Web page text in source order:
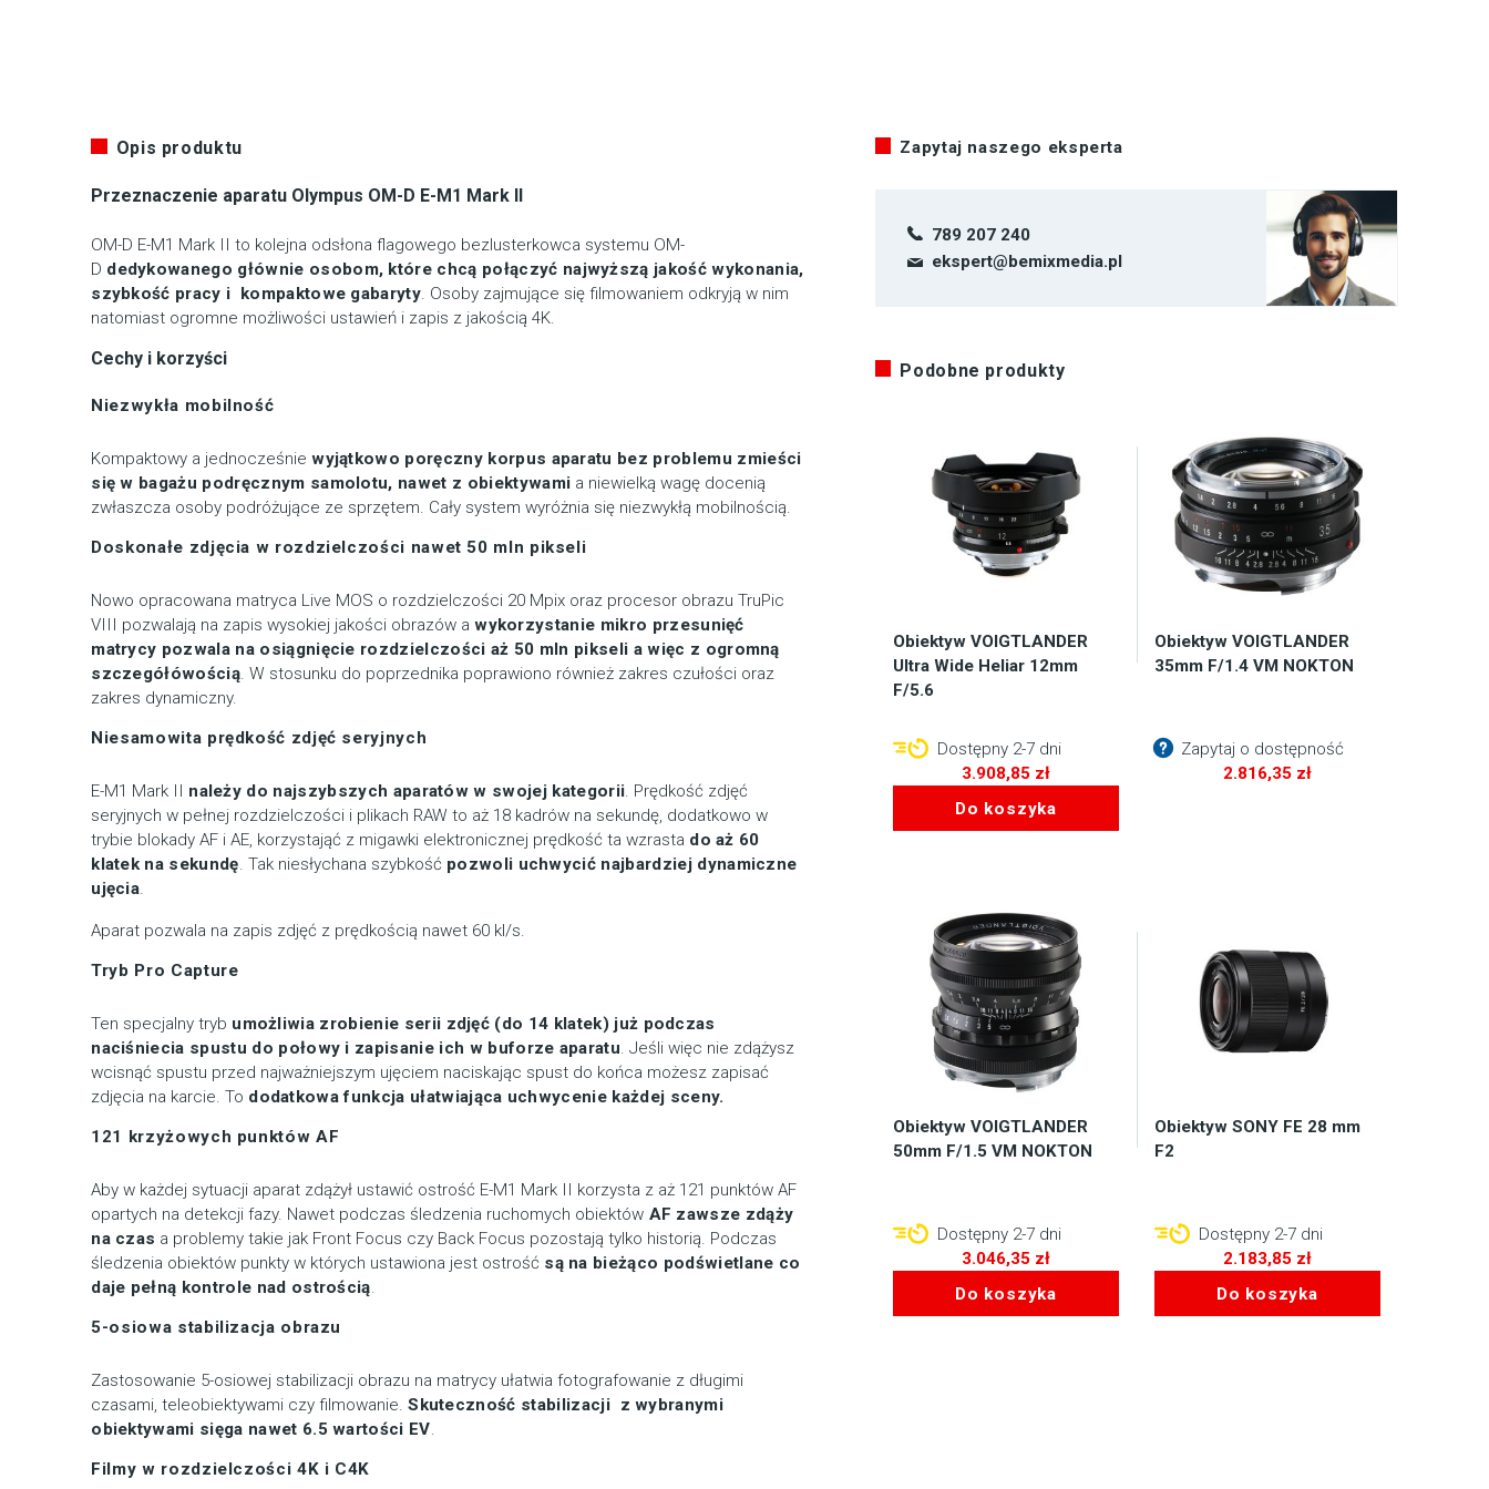
Opis produktu
Przeznaczenie aparatu Olympus OM-D E-M1 Mark II
OM-D E-M1 Mark II to kolejna odsłona flagowego bezlusterkowca systemu OM-
D dedykowanego głównie osobom, które chcą połączyć najwyższą jakość wykonania,
szybkość pracy i kompaktowe gabaryty. Osoby zajmujące się filmowaniem odkryją w nim
natomiast ogromne możliwości ustawień i zapis z jakością 4K.
Cechy i korzyści
Niezwykła mobilność
Kompaktowy a jednocześniewyjątkowo poręczny korpus aparatu bez problemu zmieści
się w bagażu podręcznym samolotu, nawet z obiektywami a niewielką wagę docenią
zwłaszcza osoby podróżujące ze sprzętem. Cały system wyróżnia się niezwykłą mobilnością.
Doskonałe zdjęcia w rozdzielczości nawet 50 mln pikseli
Nowo opracowana matryca Live MOS o rozdzielczości 20 Mpix oraz procesor obrazu TruPic
VIII pozwalają na zapis wysokiej jakości obrazów awykorzystanie mikro przesunięć
matrycy pozwala na osiągnięcie rozdzielczości aż 50 mln pikseli a więc z ogromną
szczegółówością. W stosunku do poprzednika poprawiono również zakres czułości oraz
zakres dynamiczny.
Niesamowita prędkość zdjęć seryjnych
E-M1 Mark II należy do najszybszych aparatów w swojej kategorii. Prędkość zdjęć
seryjnych w pełnej rozdzielczości i plikach RAW to aż 18 kadrów na sekundę, dodatkowo w
trybie blokady AF i AE, korzystająć z migawki elektronicznej prędkość ta wzrasta do aż 60
klatek na sekundę. Tak niesłychana szybkość pozwoli uchwycić najbardziej dynamiczne
ujęcia.
Aparat pozwala na zapis zdjęć z prędkością nawet 60 kl/s.
Tryb Pro Capture
Ten specjalny tryb umożliwia zrobienie serii zdjęć (do 14 klatek) już podczas
naciśniecia spustu do połowy i zapisanie ich w buforze aparatu. Jeśli więc nie zdążysz
wcisnąć spustu przed najważniejszym ujęciem naciskając spust do końca możesz zapisać
zdjęcia na karcie. To dodatkowa funkcja ułatwiająca uchwycenie każdej sceny.
121 krzyżowych punktów AF
Aby w każdej sytuacji aparat zdążył ustawić ostrość E-M1 Mark II korzysta z aż 121 punktów AF
opartych na detekcji fazy. Nawet podczas śledzenia ruchomych obiektów AF zawsze zdąży
na czas a problemy takie jak Front Focus czy Back Focus pozostają tylko historią. Podczas
śledzenia obiektów punkty w których ustawiona jest ostrość są na bieżąco podświetlane co
daje pełną kontrole nad ostrością.
5-osiowa stabilizacja obrazu
Zastosowanie 5-osiowej stabilizacji obrazu na matrycy ułatwia fotografowanie z długimi
czasami, teleobiektywami czy filmowanie.Skuteczność stabilizacji z wybranymi
obiektywami sięga nawet 6.5 wartości EV.
Filmy w rozdzielczości 4K i C4K
Zapytaj naszego eksperta
789 207 240
ekspert@bemixmedia.pl
Podobne produkty
Obiektyw VOIGTLANDER
Ultra Wide Heliar 12mm
F/5.6
Dostępny 2-7 dni
3.908,85 zł
Do koszyka
Obiektyw VOIGTLANDER
35mm F/1.4 VM NOKTON
Zapytaj o dostępność
2.816,35 zł
Obiektyw VOIGTLANDER
50mm F/1.5 VM NOKTON
Dostępny 2-7 dni
3.046,35 zł
Do koszyka
Obiektyw SONY FE 28 mm
F2
Dostępny 2-7 dni
2.183,85 zł
Do koszyka